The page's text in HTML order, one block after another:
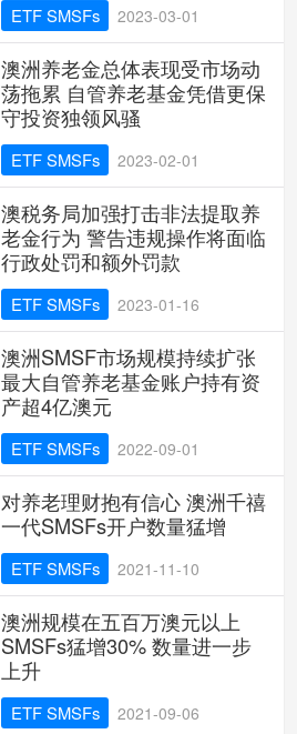
ETF SMSFs 2023-03-01
澳洲养老金总体表现受市场动
荡拖累 自管养老基金凭借更保
守投资独领风骚
ETF SMSFs 2023-02-01
澳税务局加强打击非法提取养
老金行为 警告违规操作将面临
行政处罚和额外罚款
ETF SMSFs 2023-01-16
澳洲SMSF市场规模持续扩张
最大自管养老基金账户持有资
产超4亿澳元
ETF SMSFs 2022-09-01
对养老理财抱有信心 澳洲千禧
一代SMSFs开户数量猛增
ETF SMSFs 2021-11-10
澳洲规模在五百万澳元以上
SMSFs猛增30% 数量进一步
上升
ETF SMSFs 2021-09-06